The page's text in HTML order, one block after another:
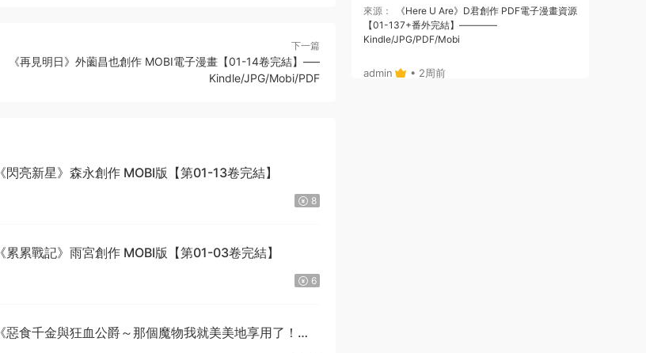
下一篇
《再見明日》外薗昌也創作 MOBI電子漫畫【01-14卷完結】—–
Kindle/JPG/Mobi/PDF
《閃亮新星》森永創作 MOBI版【第01-13卷完結】
8
《累累戰記》雨宮創作 MOBI版【第01-03卷完結】
6
《惡食千金與狂血公爵～那個魔物我就美美地享用了！》
來源：
《Here U Are》D君創作 PDF電子漫畫資源
【01-137+番外完結】————
Kindle/JPG/PDF/Mobi
admin • 2周前